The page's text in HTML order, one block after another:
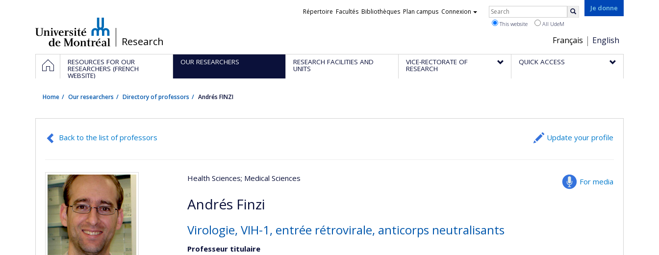
/Research
Je donne
Choix
de
la
Français English
Liens
Répertoire Facultés Bibliothèques Plan campus Connexion Rechercher
This website All UdeM
Navigation
principale
HOMERESOURCES FOR OUR
RESEARCHERS (FRENCH
WEBSITE)
OUR RESEARCHERS RESEARCH FACILITIES AND
UNITS
VICE-RECTORATE OF
RESEARCH
QUICK ACCESS
Home Our researchers Directory of professors Andrés FINZI
Back to the list of professors Update your profile
For media
Health Sciences; Medical Sciences
Andrés Finzi
Virologie, VIH-1, entrée rétrovirale, anticorps neutralisants
Professeur titulaire